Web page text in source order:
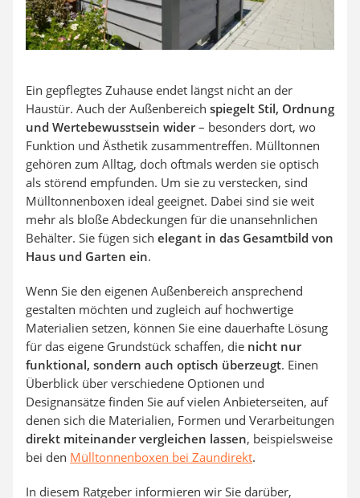
Ein gepflegtes Zuhause endet längst nicht an der
Haustür. Auch der Außenbereich spiegelt Stil, Ordnung
und Wertebewusstsein wider– besonders dort, wo
Funktion und Ästhetik zusammentreffen. Mülltonnen
gehören zum Alltag, doch oftmals werden sie optisch
als störend empfunden. Um sie zu verstecken, sind
Mülltonnenboxen ideal geeignet. Dabei sind sie weit
mehr als bloße Abdeckungen für die unansehnlichen
Behälter. Sie fügen sich elegant in das Gesamtbild von
Haus und Garten ein.
Wenn Sie den eigenen Außenbereich ansprechend
gestalten möchten und zugleich auf hochwertige
Materialien setzen, können Sie eine dauerhafte Lösung
für das eigene Grundstück schaffen, die nicht nur
funktional, sondern auch optisch überzeugt. Einen
Überblick über verschiedene Optionen und
Designansätze finden Sie auf vielen Anbieterseiten, auf
denen sich die Materialien, Formen und Verarbeitungen
direkt miteinander vergleichen lassen, beispielsweise
bei den Mülltonnenboxen bei Zaundirekt.
In diesem Ratgeber informieren wir Sie darüber,